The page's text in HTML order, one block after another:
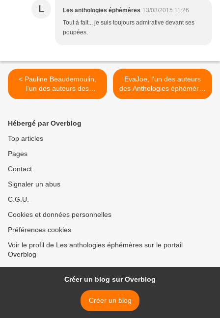
L Les anthologies éphémères 13/03/2015 11:26
Tout à fait... je suis toujours admirative devant ses
poupées.
< Pauline Beaudemoulin,
l'un des auteurs des
Anthologies éphémères
EvaJoe, l'un des auteurs
des Anthologies éphémères
>
Hébergé par Overblog
Top articles
Pages
Contact
Signaler un abus
C.G.U.
Cookies et données personnelles
Préférences cookies
Voir le profil de Les anthologies éphémères sur le portail
Overblog
Créer un blog sur Overblog
Créer un blog